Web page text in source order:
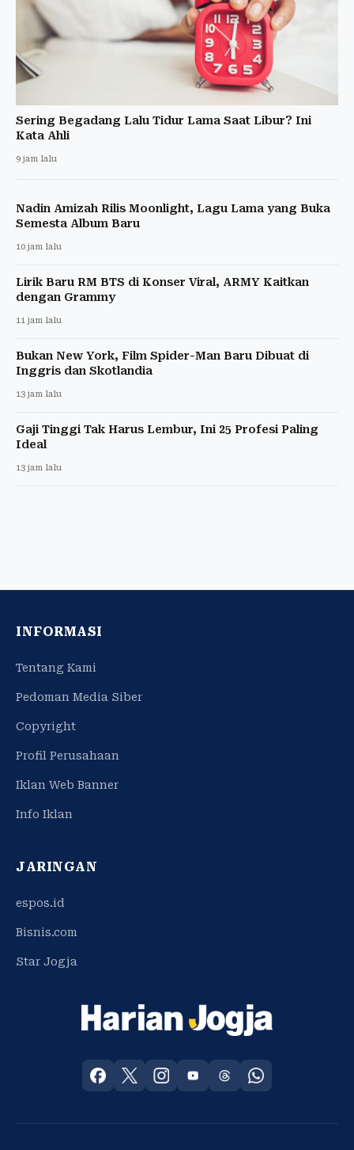
Sering Begadang Lalu Tidur Lama Saat Libur? Ini
Kata Ahli
9 jam lalu
Nadin Amizah Rilis Moonlight, Lagu Lama yang Buka
Semesta Album Baru
10 jam lalu
Lirik Baru RM BTS di Konser Viral, ARMY Kaitkan
dengan Grammy
11 jam lalu
Bukan New York, Film Spider-Man Baru Dibuat di
Inggris dan Skotlandia
13 jam lalu
Gaji Tinggi Tak Harus Lembur, Ini 25 Profesi Paling
Ideal
13 jam lalu
INFORMASI
Tentang Kami
Pedoman Media Siber
Copyright
Profil Perusahaan
Iklan Web Banner
Info Iklan
JARINGAN
espos.id
Bisnis.com
Star Jogja